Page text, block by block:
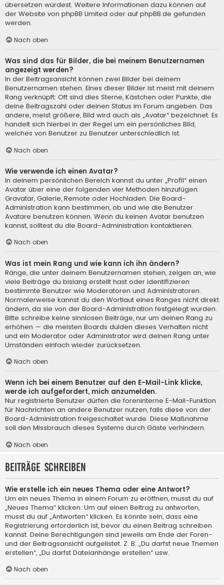
übersetzen würdest. Weitere Informationen dazu können auf
der Website von phpBB Limited oder auf phpBB.de gefunden
werden.
Nach oben
Was sind das für Bilder, die bei meinem Benutzernamen
angezeigt werden?
In der Beitragsansicht können zwei Bilder bei deinem
Benutzernamen stehen. Eines dieser Bilder ist meist mit deinem
Rang verknüpft: Oft sind dies Sterne, Kästchen oder Punkte, die
deine Beitragszahl oder deinen Status im Forum angeben. Das
andere, meist größere, Bild wird auch als „Avatar“ bezeichnet. Es
handelt sich hierbei in der Regel um ein persönliches Bild,
welches von Benutzer zu Benutzer unterschiedlich ist.
Nach oben
Wie verwende ich einen Avatar?
In deinem persönlichen Bereich kannst du unter „Profil“ einen
Avatar über eine der folgenden vier Methoden hinzufügen:
Gravatar, Galerie, Remote oder Hochladen. Die Board-
Administration kann bestimmen, ob und wie die Benutzer
Avatare benutzen können. Wenn du keinen Avatar benutzen
kannst, solltest du die Board-Administration kontaktieren.
Nach oben
Was ist mein Rang und wie kann ich ihn ändern?
Ränge, die unter deinem Benutzernamen stehen, zeigen an, wie
viele Beiträge du bislang erstellt hast oder identifizieren
bestimmte Benutzer wie Moderatoren und Administratoren.
Normalerweise kannst du den Wortlaut eines Ranges nicht direkt
ändern, da sie von der Board-Administration festgelegt wurden.
Bitte schreibe keine sinnlosen Beiträge, nur um deinen Rang zu
erhöhen — die meisten Boards dulden dieses Verhalten nicht
und ein Moderator oder Administrator wird deinen Rang unter
Umständen einfach wieder zurücksetzen.
Nach oben
Wenn ich bei einem Benutzer auf den E-Mail-Link klicke,
werde ich aufgefordert, mich anzumelden.
Nur registrierte Benutzer dürfen die foreninterne E-Mail-Funktion
für Nachrichten an andere Benutzer nutzen, falls diese von der
Board-Administration freigeschaltet wurde. Diese Maßnahme
soll den Missbrauch dieses Systems durch Gäste verhindern.
Nach oben
Beiträge schreiben
Wie erstelle ich ein neues Thema oder eine Antwort?
Um ein neues Thema in einem Forum zu eröffnen, musst du auf
„Neues Thema“ klicken. Um auf einen Beitrag zu antworten,
musst du auf „Antworten“ klicken. Es könnte sein, dass eine
Registrierung erforderlich ist, bevor du einen Beitrag schreiben
kannst. Deine Berechtigungen sind jeweils am Ende der Foren-
und der Beitragsansicht aufgelistet. Z. B. „Du darfst neue Themen
erstellen“, „Du darfst Dateianhänge erstellen“ usw.
Nach oben